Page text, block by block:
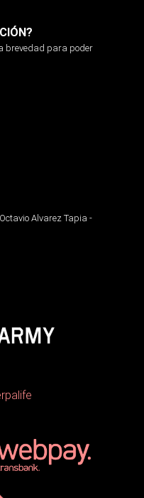
brevedad para poder
Alvarez Tapia -